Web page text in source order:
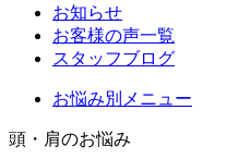
お知らせ
お客様の声一覧
スタッフブログ
お悩み別メニュー
頭・肩のお悩み